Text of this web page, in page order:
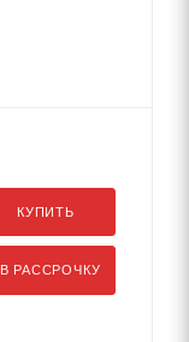
КУПИТЬ
В РАССРОЧКУ